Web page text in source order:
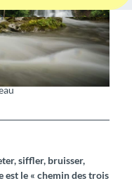
Kaufmann, Interlaken Tourismus, Interla
ken Tourismus
siffler, bruisser,
est le « chemin des trois